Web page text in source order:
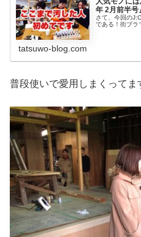
年 2月前半号
さて、今回の
である！街ブラ
tatsuwo-blog.com
普段使いで愛用しまくってま